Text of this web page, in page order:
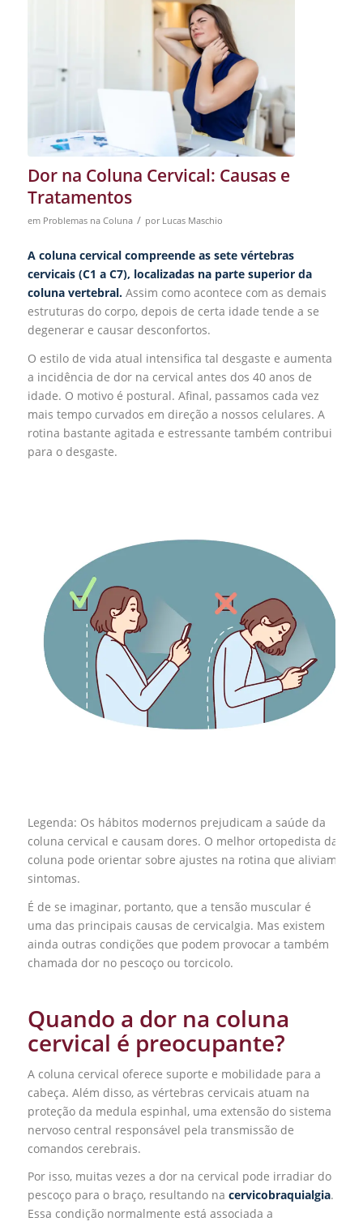
Dor na Coluna Cervical: Causas e
Tratamentos
em Problemas na Coluna / por Lucas Maschio
A coluna cervical compreende as sete vértebras
cervicais (C1 a C7), localizadas na parte superior da
coluna vertebral.Assim como acontece com as demais
estruturas do corpo, depois de certa idade tende a se
degenerar e causar desconfortos.
O estilo de vida atual intensifica tal desgaste e aumenta
a incidência de dor na cervical antes dos 40 anos de
idade. O motivo é postural. Afinal, passamos cada vez
mais tempo curvados em direção a nossos celulares. A
rotina bastante agitada e estressante também contribui
para o desgaste.
Legenda: Os hábitos modernos prejudicam a saúde da
coluna cervical e causam dores. O melhor ortopedista da
coluna pode orientar sobre ajustes na rotina que aliviam os
sintomas.
É de se imaginar, portanto, que a tensão muscular é
uma das principais causas de cervicalgia. Mas existem
ainda outras condições que podem provocar a também
chamada dor no pescoço ou torcicolo.
Quando a dor na coluna
cervical é preocupante?
A coluna cervical oferece suporte e mobilidade para a
cabeça. Além disso, as vértebras cervicais atuam na
proteção da medula espinhal, uma extensão do sistema
nervoso central responsável pela transmissão de
comandos cerebrais.
Por isso, muitas vezes a dor na cervical pode irradiar do
pescoço para o braço, resultando na cervicobraquialgia.
Essa condição normalmente está associada a